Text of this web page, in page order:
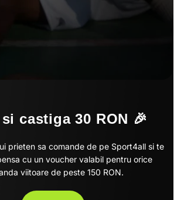
castiga 30 RON 🎉
prieten sa comande de pe Sport4all si te
cu un voucher valabil pentru orice
viitoare de peste 150 RON.